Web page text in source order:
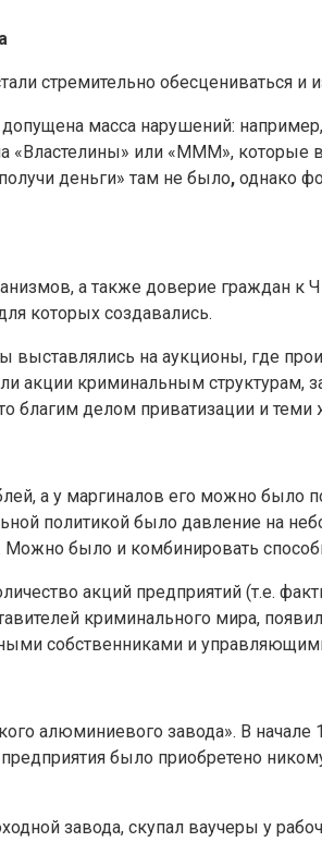
стремительно обесцениваться и
масса нарушений:
«Властелины» или «МММ»,
деньги» там не было, однако
а также доверие граждан
которых создавались.
выставлялись на аукционы, где
криминальным структурам,
благим делом приватизации и
а у маргиналов его можно было
политикой было давление на
Можно было и комбинировать
акций предприятий (т.е.
криминального мира,
собственниками и управляющими
алюминиевого завода». В
было приобретено
завода, скупал ваучеры у